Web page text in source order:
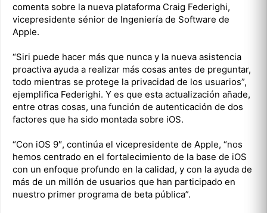
comenta sobre la nueva plataforma Craig Federighi,
vicepresidente sénior de Ingeniería de Software de
Apple.
“Siri puede hacer más que nunca y la nueva asistencia
proactiva ayuda a realizar más cosas antes de preguntar,
todo mientras se protege la privacidad de los usuarios”,
ejemplifica Federighi. Y es que esta actualización añade,
entre otras cosas, una función de autenticación de dos
factores que ha sido montada sobre iOS.
“Con iOS 9″, continúa el vicepresidente de Apple, “nos
hemos centrado en el fortalecimiento de la base de iOS
con un enfoque profundo en la calidad, y con la ayuda de
más de un millón de usuarios que han participado en
nuestro primer programa de beta pública”.